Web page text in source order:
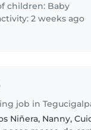
children: Baby
2 weeks ago
job in
Niñera, Nanny,